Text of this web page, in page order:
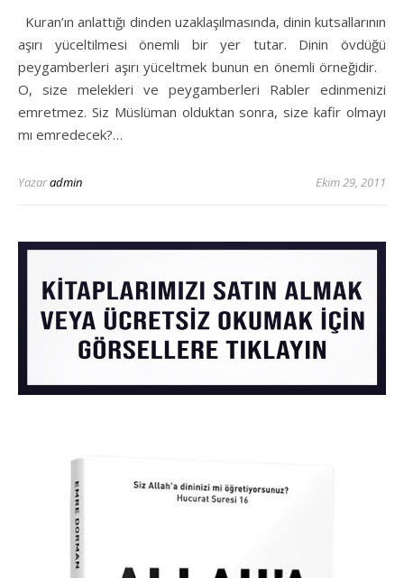
Kuran’ın anlattığı dinden uzaklaşılmasında, dinin kutsallarının
aşırı yüceltilmesi önemli bir yer tutar. Dinin övdüğü
peygamberleri aşırı yüceltmek bunun en önemli örneğidir.
O, size melekleri ve peygamberleri Rabler edinmenizi
emretmez. Siz Müslüman olduktan sonra, size kafir olmayı
mı emredecek?…
Yazaradmin Ekim 29, 2011